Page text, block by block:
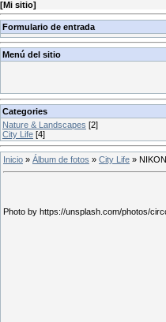
[Mi sitio]
Formulario de entrada
Menú del sitio
Categories
Nature & Landscapes [2]
City Life [4]
Inicio » Álbum de fotos » City Life »
Photo by https://unsplash.com/photos/